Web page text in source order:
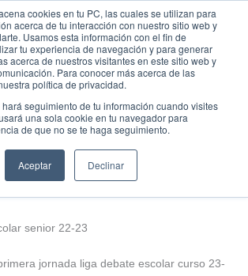
cookies en tu PC, las cuales se utilizan para
acerca de tu interacción con nuestro sitio web y
Usamos esta información con el fin de
tu experiencia de navegación y para generar
acerca de nuestros visitantes en este sitio web y
Para conocer más acerca de las
política de privacidad.
seguimiento de tu información cuando visites
una sola cookie en tu navegador para
de que no se te haga seguimiento.
Aceptar Declinar
Actívate
y torneos de debate
jornada liga debate escolar curso 23-